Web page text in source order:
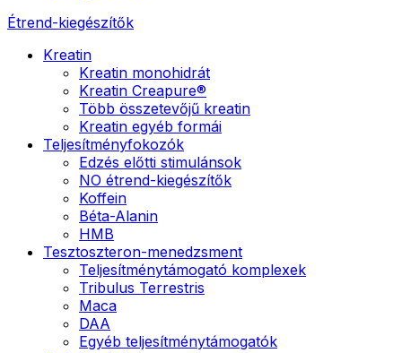
Étrend-kiegészítők
Kreatin
Kreatin monohidrát
Kreatin Creapure®
Több összetevőjű kreatin
Kreatin egyéb formái
Teljesítményfokozók
Edzés előtti stimulánsok
NO étrend-kiegészítők
Koffein
Béta-Alanin
HMB
Tesztoszteron-menedzsment
Teljesítménytámogató komplexek
Tribulus Terrestris
Maca
DAA
Egyéb teljesítménytámogatók